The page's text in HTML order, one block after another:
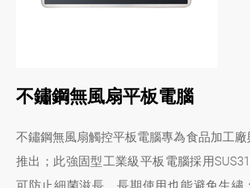
不鏽鋼無風扇平板電腦
不鏽鋼無風扇觸控平板電腦專為食品加工
推出；此強固型工業級平板電腦採用